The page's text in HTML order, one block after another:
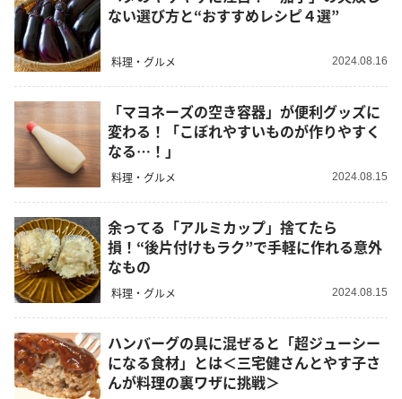
ない選び方と“おすすめレシピ４選”
料理・グルメ 2024.08.16
「マヨネーズの空き容器」が便利グッズに
変わる！「こぼれやすいものが作りやすく
なる…！」
料理・グルメ 2024.08.15
余ってる「アルミカップ」捨てたら
損！“後片付けもラク”で手軽に作れる意外
なもの
料理・グルメ 2024.08.15
ハンバーグの具に混ぜると「超ジューシー
になる食材」とは＜三宅健さんとやす子さ
んが料理の裏ワザに挑戦＞